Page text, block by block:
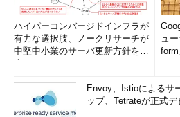
ハイパーコンバージドインフラが
有力な選択肢、ノークリサーチが
中堅中小業のサーバ更新方針を調
ュ
Envoy、Istioによるサ
ップ、Tetrateが正式デ